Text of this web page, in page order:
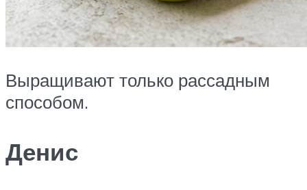
Выращивают только рассадным
способом.
Денис